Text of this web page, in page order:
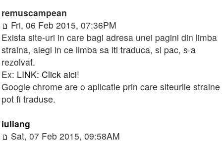
remuscampean
Fri, 06 Feb 2015, 07:36PM
Exista site-uri in care bagi adresa unei pagini din limba
straina, alegi in ce limba sa iti traduca, si pac, s-a
rezolvat.
Ex: LINK: Click aici!
Google chrome are o aplicatie prin care siteurile straine
pot fi traduse.
iuliang
Sat, 07 Feb 2015, 09:58AM